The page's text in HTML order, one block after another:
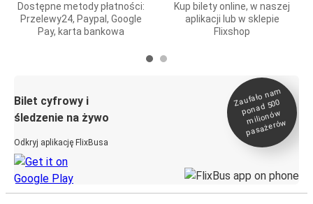
Dostępne metody płatności:
Przelewy24, Paypal, Google
Pay, karta bankowa
Kup bilety online, w naszej
aplikacji lub w sklepie
Flixshop
Bilet cyfrowy i
śledzenie na żywo
Odkryj aplikację FlixBusa
Zaufało na
m
ponad 500
milionó
w
pasażeró
w